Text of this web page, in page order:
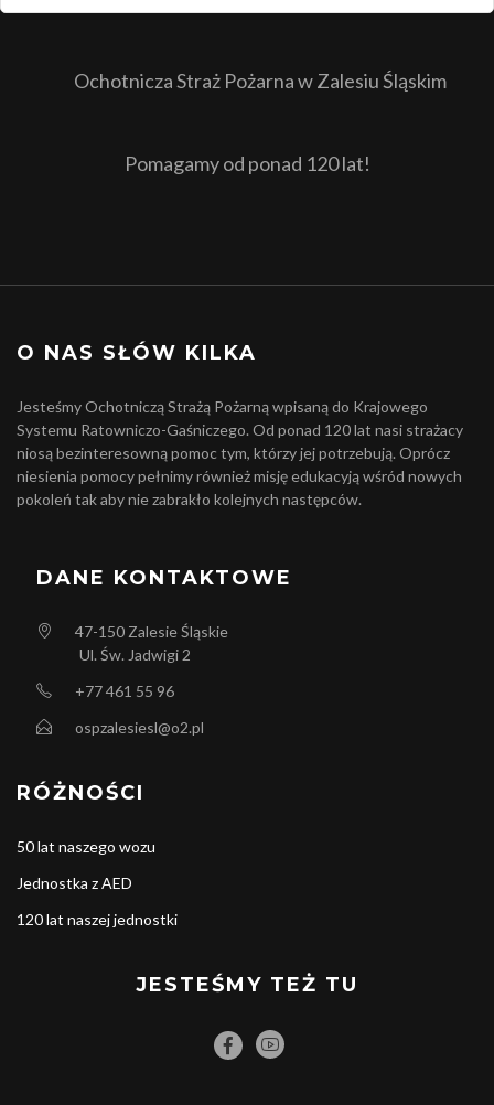
Ochotnicza Straż Pożarna w Zalesiu Śląskim
Pomagamy od ponad 120 lat!
O NAS SŁÓW KILKA
Jesteśmy Ochotniczą Strażą Pożarną wpisaną do Krajowego
Systemu Ratowniczo-Gaśniczego. Od ponad 120 lat nasi strażacy
niosą bezinteresowną pomoc tym, którzy jej potrzebują. Oprócz
niesienia pomocy pełnimy również misję edukacyją wśród nowych
pokoleń tak aby nie zabrakło kolejnych następców.
DANE KONTAKTOWE
47-150 Zalesie Śląskie
Ul. Św. Jadwigi 2
+77 461 55 96
ospzalesiesl@o2.pl
RÓŻNOŚCI
50 lat naszego wozu
Jednostka z AED
120 lat naszej jednostki
JESTEŚMY TEŻ TU